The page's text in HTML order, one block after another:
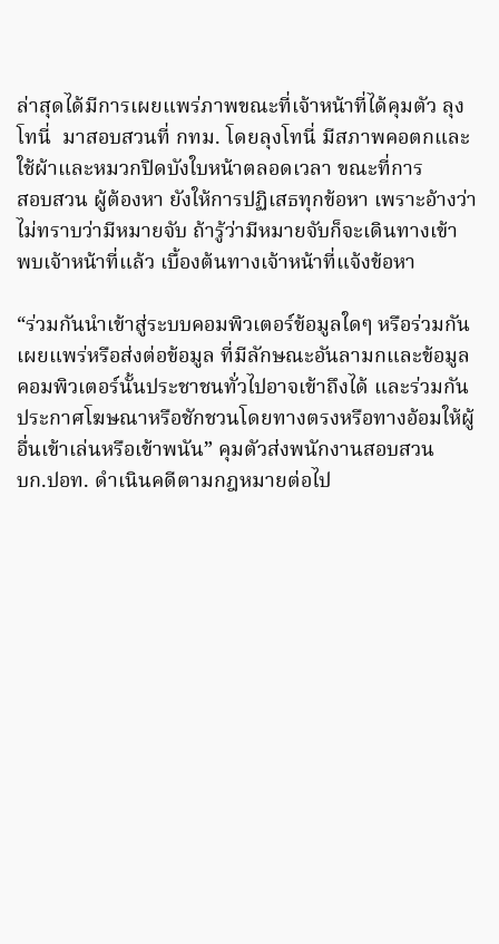
ล่าสุดได้มีการเผยแพร่ภาพขณะที่เจ้าหน้าที่ได้คุมตัว ลุง
โทนี่ มาสอบสวนที่ กทม. โดยลุงโทนี่ มีสภาพคอตกและ
ใช้ผ้าและหมวกปิดบังใบหน้าตลอดเวลา ขณะที่การ
สอบสวน ผู้ต้องหา ยังให้การปฏิเสธทุกข้อหา เพราะอ้างว่า
ไม่ทราบว่ามีหมายจับ ถ้ารู้ว่ามีหมายจับก็จะเดินทางเข้า
พบเจ้าหน้าที่แล้ว เบื้องต้นทางเจ้าหน้าที่แจ้งข้อหา
“ร่วมกันนำเข้าสู่ระบบคอมพิวเตอร์ข้อมูลใดๆ หรือร่วมกัน
เผยแพร่หรือส่งต่อข้อมูล ที่มีลักษณะอันลามกและข้อมูล
คอมพิวเตอร์นั้นประชาชนทั่วไปอาจเข้าถึงได้ และร่วมกัน
ประกาศโฆษณาหรือชักชวนโดยทางตรงหรือทางอ้อมให้ผู้
อื่นเข้าเล่นหรือเข้าพนัน” คุมตัวส่งพนักงานสอบสวน
บก.ปอท. ดำเนินคดีตามกฎหมายต่อไป